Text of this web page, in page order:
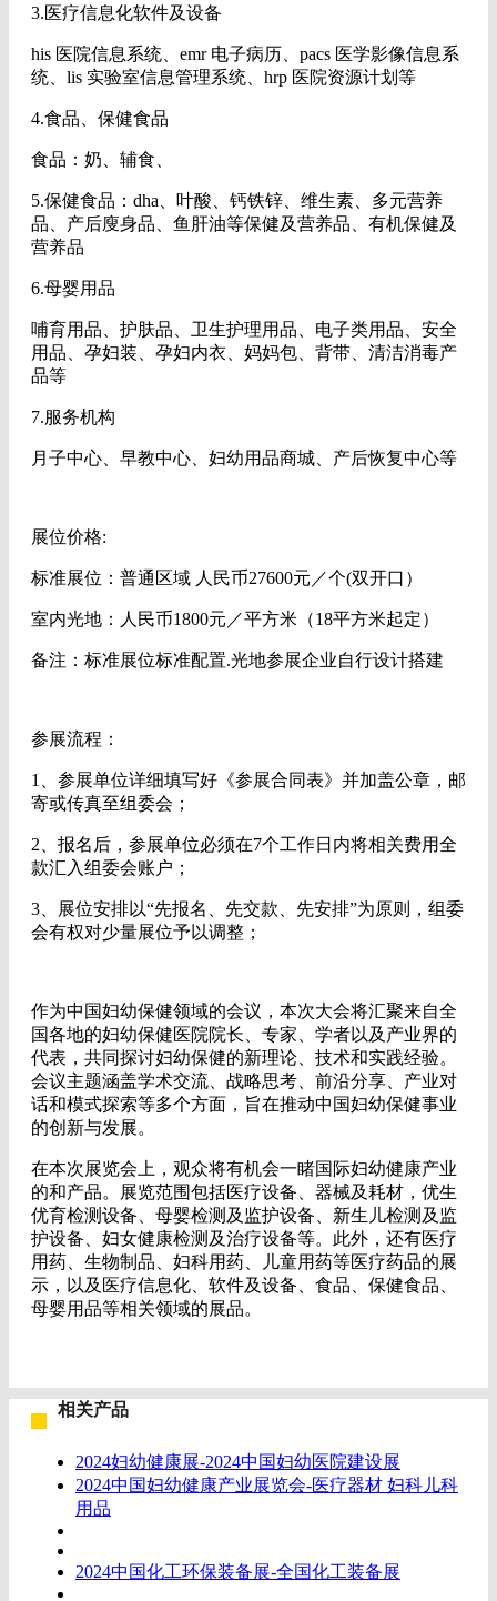
3.医疗信息化软件及设备
his 医院信息系统、emr 电子病历、pacs 医学影像信息系
统、lis 实验室信息管理系统、hrp 医院资源计划等
4.食品、保健食品
食品：奶、辅食、
5.保健食品：dha、叶酸、钙铁锌、维生素、多元营养
品、产后廋身品、鱼肝油等保健及营养品、有机保健及
营养品
6.母婴用品
哺育用品、护肤品、卫生护理用品、电子类用品、安全
用品、孕妇装、孕妇内衣、妈妈包、背带、清洁消毒产
品等
7.服务机构
月子中心、早教中心、妇幼用品商城、产后恢复中心等
展位价格:
标准展位：普通区域 人民币27600元／个(双开口）
室内光地：人民币1800元／平方米（18平方米起定）
备注：标准展位标准配置.光地参展企业自行设计搭建
参展流程：
1、参展单位详细填写好《参展合同表》并加盖公章，邮
寄或传真至组委会；
2、报名后，参展单位必须在7个工作日内将相关费用全
款汇入组委会账户；
3、展位安排以“先报名、先交款、先安排”为原则，组委
会有权对少量展位予以调整；
作为中国妇幼保健领域的会议，本次大会将汇聚来自全
国各地的妇幼保健医院院长、专家、学者以及产业界的
代表，共同探讨妇幼保健的新理论、技术和实践经验。
会议主题涵盖学术交流、战略思考、前沿分享、产业对
话和模式探索等多个方面，旨在推动中国妇幼保健事业
的创新与发展。
在本次展览会上，观众将有机会一睹国际妇幼健康产业
的和产品。展览范围包括医疗设备、器械及耗材，优生
优育检测设备、母婴检测及监护设备、新生儿检测及监
护设备、妇女健康检测及治疗设备等。此外，还有医疗
用药、生物制品、妇科用药、儿童用药等医疗药品的展
示，以及医疗信息化、软件及设备、食品、保健食品、
母婴用品等相关领域的展品。
相关产品
2024妇幼健康展-2024中国妇幼医院建设展
2024中国妇幼健康产业展览会-医疗器材 妇科儿科
用品
2024中国化工环保装备展-全国化工装备展